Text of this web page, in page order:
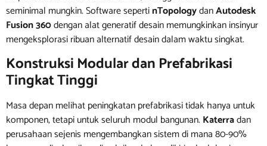
seminimal mungkin. Software sepertinTopologydanAutodesk
Fusion 360dengan alat generatif desain memungkinkan insinyur
mengeksplorasi ribuan alternatif desain dalam waktu singkat.
Konstruksi Modular dan Prefabrikasi
Tingkat Tinggi
Masa depan melihat peningkatan prefabrikasi tidak hanya untuk
komponen, tetapi untuk seluruh modul bangunan. Katerradan
perusahaan sejenis mengembangkan sistem di mana 80-90%